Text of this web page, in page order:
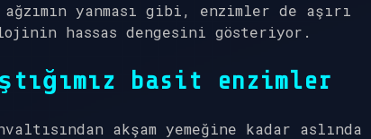
yanması gibi, enzimler de aşırı
hassas dengesini gösteriyor.
basit enzimler
akşam yemeğine kadar aslında